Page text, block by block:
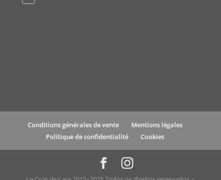
Conditions générales de vente
Mentions légales
Politique de confidentialité
Cookies